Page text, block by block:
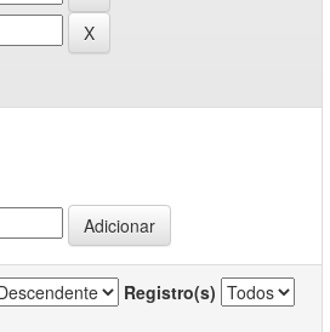
Registro(s)